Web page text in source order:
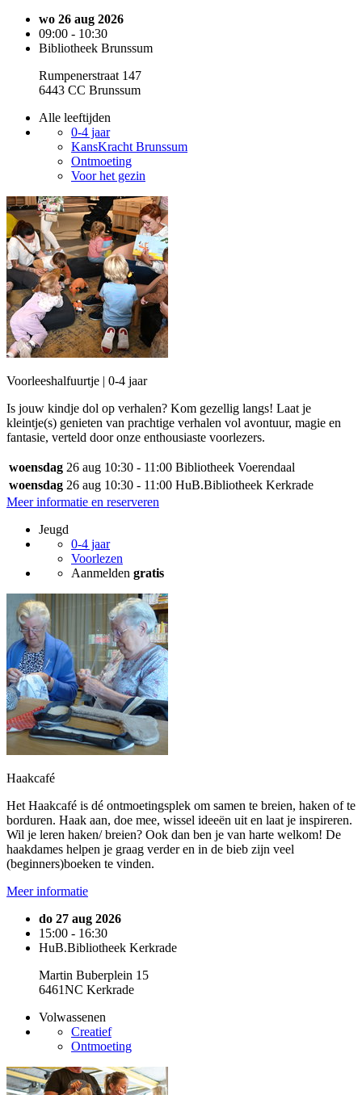
wo 26 aug 2026
09:00 - 10:30
Bibliotheek Brunssum
Rumpenerstraat 147
6443 CC Brunssum
Alle leeftijden
0-4 jaar
KansKracht Brunssum
Ontmoeting
Voor het gezin
Voorleeshalfuurtje | 0-4 jaar
Is jouw kindje dol op verhalen? Kom gezellig langs! Laat je
kleintje(s) genieten van prachtige verhalen vol avontuur, magie en
fantasie, verteld door onze enthousiaste voorlezers.
woensdag 26 aug 10:30 - 11:00 Bibliotheek Voerendaal
woensdag 26 aug 10:30 - 11:00 HuB.Bibliotheek Kerkrade
Meer informatie en reserveren
Jeugd
0-4 jaar
Voorlezen
Aanmelden gratis
Haakcafé
Het Haakcafé is dé ontmoetingsplek om samen te breien, haken of te
borduren. Haak aan, doe mee, wissel ideeën uit en laat je inspireren.
Wil je leren haken/ breien? Ook dan ben je van harte welkom! De
haakdames helpen je graag verder en in de bieb zijn veel
(beginners)boeken te vinden.
Meer informatie
do 27 aug 2026
15:00 - 16:30
HuB.Bibliotheek Kerkrade
Martin Buberplein 15
6461NC Kerkrade
Volwassenen
Creatief
Ontmoeting